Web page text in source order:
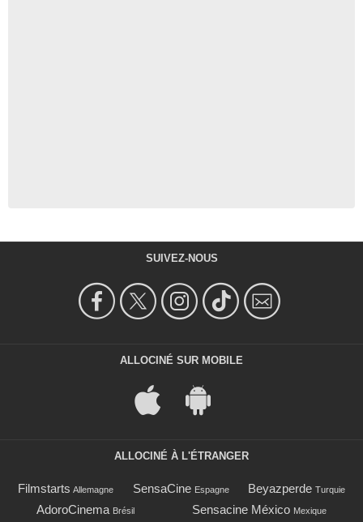
SUIVEZ-NOUS
ALLOCINÉ SUR MOBILE
ALLOCINÉ À L'ÉTRANGER
Filmstarts Allemagne SensaCine Espagne Beyazperde Turquie
AdoroCinema Brésil Sensacine México Mexique